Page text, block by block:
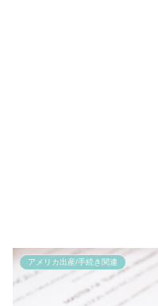
アメリカ出産/手続き関連